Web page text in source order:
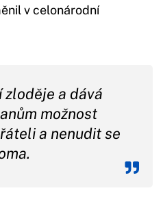
v celonárodní
zloděje a dává
možnost
a nenudit se